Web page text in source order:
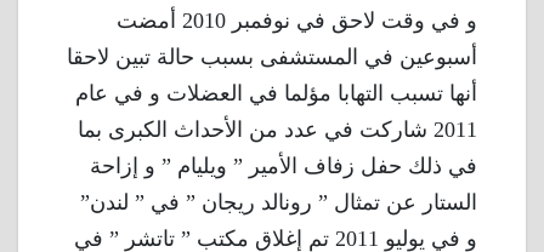
و في وقت لاحق في نوفمبر 2010 أمضت
أسبوعين في المستشفى بسبب حالة تبين لاحقا
أنها تسبب التهابا مؤلما في العضلات و في عام
2011 شاركت في عدد من الأحداث الكبرى بما
في ذلك حفل زفاف الأمير ” ويليام ” و إزاحة
الستار عن تمثال ” رونالد ريجان ” في ” لندن”
و في يوليو 2011 تم إغلاق مكتب ” تاتشر ” في